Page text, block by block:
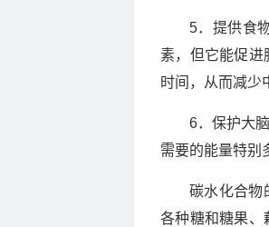
5．提供食
素，但它能促进
时间，从而减少
6．保护大
需要的能量特别
碳水化合物
各种糖和糖果、